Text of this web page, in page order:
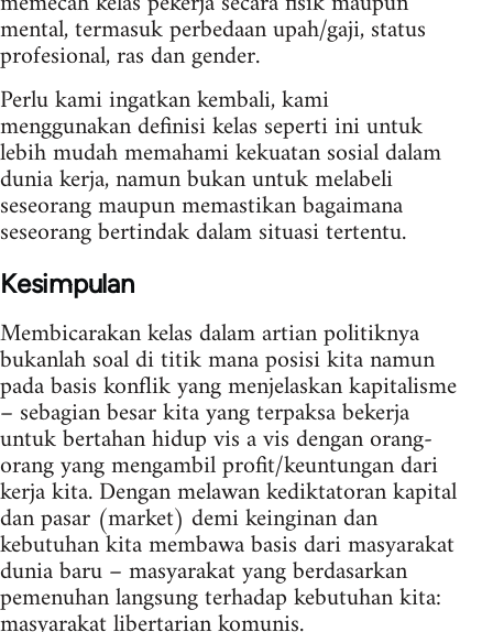
mental, termasuk perbedaan upah/gaji, status
profesional, ras dan gender.
Perlu kami ingatkan kembali, kami
menggunakan definisi kelas seperti ini untuk
lebih mudah memahami kekuatan sosial dalam
dunia kerja, namun bukan untuk melabeli
seseorang maupun memastikan bagaimana
seseorang bertindak dalam situasi tertentu.
Kesimpulan
Membicarakan kelas dalam artian politiknya
bukanlah soal di titik mana posisi kita namun
pada basis konflik yang menjelaskan kapitalisme
– sebagian besar kita yang terpaksa bekerja
untuk bertahan hidup vis a vis dengan orang-
orang yang mengambil profit/keuntungan dari
kerja kita. Dengan melawan kediktatoran kapital
dan pasar (market) demi keinginan dan
kebutuhan kita membawa basis dari masyarakat
dunia baru – masyarakat yang berdasarkan
pemenuhan langsung terhadap kebutuhan kita: